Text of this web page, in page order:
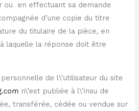
ou en effectuant sa demande
d’une copie du titre
du titulaire de la pièce, en
laquelle la réponse doit être
de l\’utilisateur du site
n\’est publiée à l\’insu de
transférée, cédée ou vendue sur